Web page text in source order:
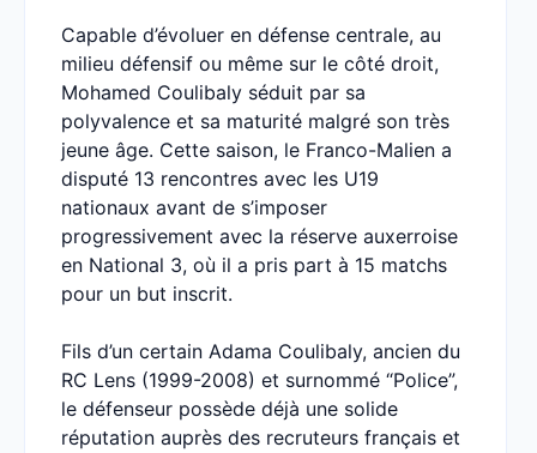
Capable d’évoluer en défense centrale, au
milieu défensif ou même sur le côté droit,
Mohamed Coulibaly séduit par sa
polyvalence et sa maturité malgré son très
jeune âge. Cette saison, le Franco-Malien a
disputé 13 rencontres avec les U19
nationaux avant de s’imposer
progressivement avec la réserve auxerroise
en National 3, où il a pris part à 15 matchs
pour un but inscrit.
Fils d’un certain Adama Coulibaly, ancien du
RC Lens (1999-2008) et surnommé “Police”,
le défenseur possède déjà une solide
réputation auprès des recruteurs français et